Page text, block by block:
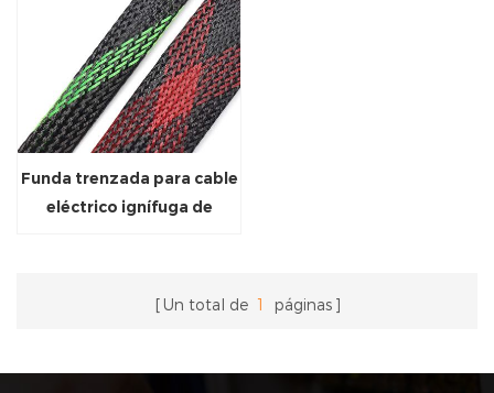
Funda trenzada para cable
eléctrico ignífuga de
Un total de 1 páginas